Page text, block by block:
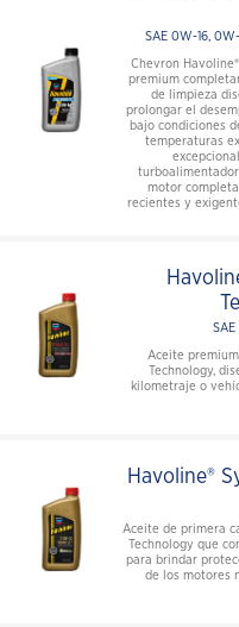
SAE 0W-16,
Chevron
premium
de limpieza
prolongar el
bajo condiciones
temperaturas
motor
recientes y
Aceite
Technology,
kilometraje o
Havoline®
Aceite de primera
Technology que
para brindar
de los motores